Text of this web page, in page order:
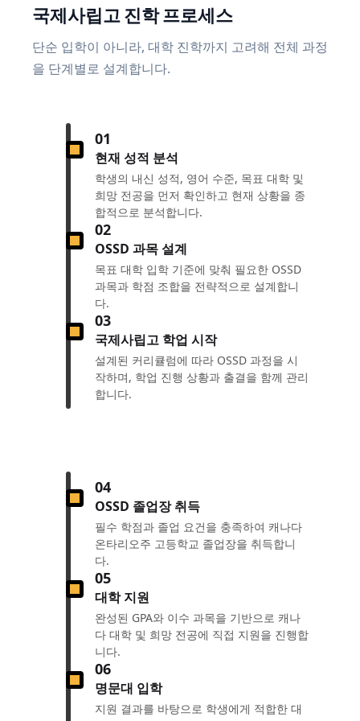
국제사립고 진학 프로세스
단순 입학이 아니라, 대학 진학까지 고려해 전체 과정
을 단계별로 설계합니다.
01
현재 성적 분석
학생의 내신 성적, 영어 수준, 목표 대학 및
희망 전공을 먼저 확인하고 현재 상황을 종
합적으로 분석합니다.
02
OSSD 과목 설계
목표 대학 입학 기준에 맞춰 필요한 OSSD
과목과 학점 조합을 전략적으로 설계합니
다.
03
국제사립고 학업 시작
설계된 커리큘럼에 따라 OSSD 과정을 시
작하며, 학업 진행 상황과 출결을 함께 관리
합니다.
04
OSSD 졸업장 취득
필수 학점과 졸업 요건을 충족하여 캐나다
온타리오주 고등학교 졸업장을 취득합니
다.
05
대학 지원
완성된 GPA와 이수 과목을 기반으로 캐나
다 대학 및 희망 전공에 직접 지원을 진행합
니다.
06
명문대 입학
지원 결과를 바탕으로 학생에게 적합한 대